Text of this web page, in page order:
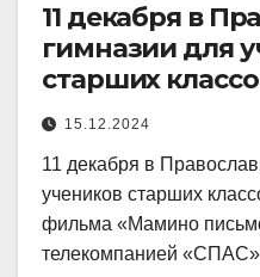
11 декабря в
гимназии для
старших
показ фильма
15.12.2024
11 декабря в
учеников старших
фильма «Мамино
телекомпанией